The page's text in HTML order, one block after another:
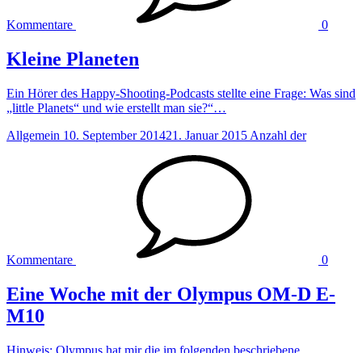
Kommentare 0
Kleine Planeten
Ein Hörer des Happy-Shooting-Podcasts stellte eine Frage: Was sind
„little Planets“ und wie erstellt man sie?“…
Allgemein 10. September 201421. Januar 2015 Anzahl der
Kommentare 0
Eine Woche mit der Olympus OM-D E-
M10
Hinweis: Olympus hat mir die im folgenden beschriebene